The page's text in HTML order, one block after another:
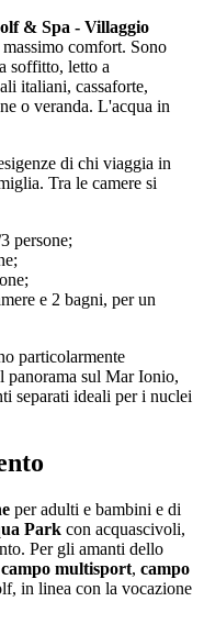
& Spa - Villaggio
comfort. Sono
soffitto, letto a
italiani, cassaforte,
o veranda. L'acqua in
di chi viaggia in
Tra le camere si
persone;
e 2 bagni, per un
particolarmente
panorama sul Mar Ionio,
separati ideali per i nuclei
per adulti e bambini e di
Park con acquascivoli,
Per gli amanti dello
campo multisport, campo
in linea con la vocazione